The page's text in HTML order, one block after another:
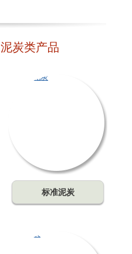
炭类产品
标准泥炭